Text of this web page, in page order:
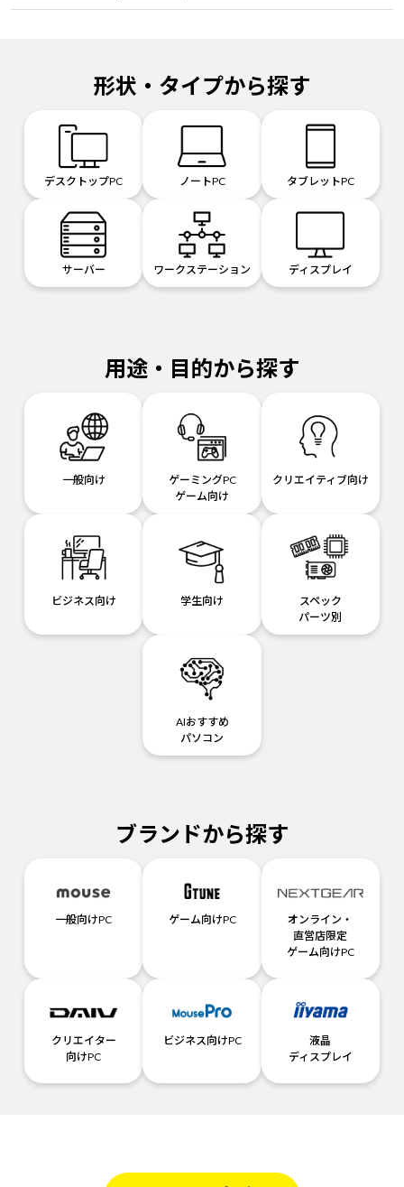
形状・タイプから探す
デスクトップPC ノートPC タブレットPC
サーバー ワークステーション ディスプレイ
用途・目的から探す
一般向け
ゲーミングPC
ゲーム向け
クリエイティブ向け
ビジネス向け 学生向け
スペック
パーツ別
AIおすすめ
パソコン
ブランドから探す
一般向けPC ゲーム向けPC
オンライン・
直営店限定
ゲーム向けPC
クリエイター
向けPC
ビジネス向けPC
液晶
ディスプレイ